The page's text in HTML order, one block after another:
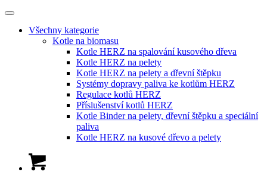
Všechny kategorie
Kotle na biomasu
Kotle HERZ na spalování kusového dřeva
Kotle HERZ na pelety
Kotle HERZ na pelety a dřevní štěpku
Systémy dopravy paliva ke kotlům HERZ
Regulace kotlů HERZ
Příslušenství kotlů HERZ
Kotle Binder na pelety, dřevní štěpku a speciální
paliva
Kotle HERZ na kusové dřevo a pelety